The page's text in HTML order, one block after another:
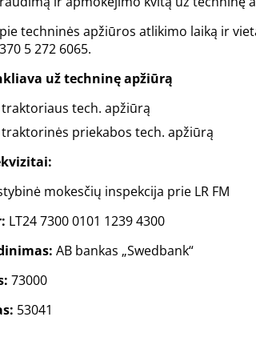
techninės apžiūros atlikimo laiką ir
5 272 6065.
už techninę apžiūrą
traktoriaus tech. apžiūrą
traktorinės priekabos tech. apžiūrą
mokesčių inspekcija prie LR FM
LT24 7300 0101 1239 4300
AB bankas „Swedbank“
73000
53041